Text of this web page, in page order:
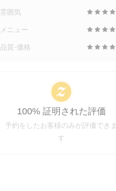
雰囲気
メニュー
品質-価格
100% 証明された評価
予約をしたお客様のみが評価できま
す